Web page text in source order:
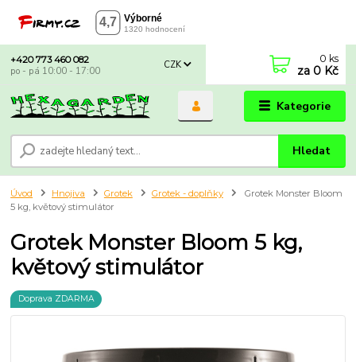
Kategorie
CZK
Hledat
+420 773 460 082
po - pá 10:00 - 17:00
0 ks
za 0 Kč
Úvod Hnojiva Grotek Grotek - doplňky
Grotek Monster Bloom
5 kg, květový stimulátor
Grotek Monster Bloom 5 kg,
květový stimulátor
Doprava ZDARMA